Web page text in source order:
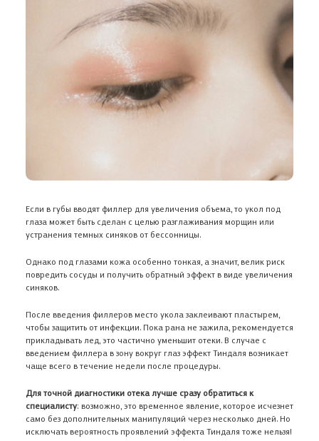
Если в губы вводят филлер для увеличения объема, то укол под
глаза может быть сделан с целью разглаживания морщин или
устранения темных синяков от бессонницы.
Однако под глазами кожа особенно тонкая, а значит, велик риск
повредить сосуды и получить обратный эффект в виде увеличения
синяков.
После введения филлеров место укола заклеивают пластырем,
чтобы защитить от инфекции. Пока рана не зажила, рекомендуется
прикладывать лед, это частично уменьшит отеки. В случае с
введением филлера в зону вокруг глаз эффект Тиндаля возникает
чаще всего в течение недели после процедуры.
Для точной диагностики отека лучше сразу обратиться к
специалисту: возможно, это временное явление, которое исчезнет
само без дополнительных манипуляций через несколько дней. Но
исключать вероятность проявлений эффекта Тиндаля тоже нельзя!